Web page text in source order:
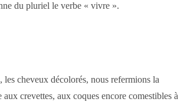
du pluriel le verbe « vivre ».
les cheveux décolorés, nous refermions la
aux crevettes, aux coques encore comestibles à